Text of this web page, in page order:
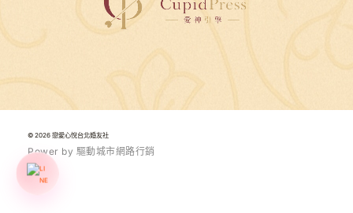
© 2026 戀愛心悅台北婚友社
Power by 驅動城市網路行銷
1